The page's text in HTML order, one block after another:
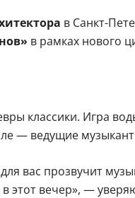
в Санкт-
» в рамках нового
классики. Игра
— ведущие
для вас прозвучит
этот вечер», —